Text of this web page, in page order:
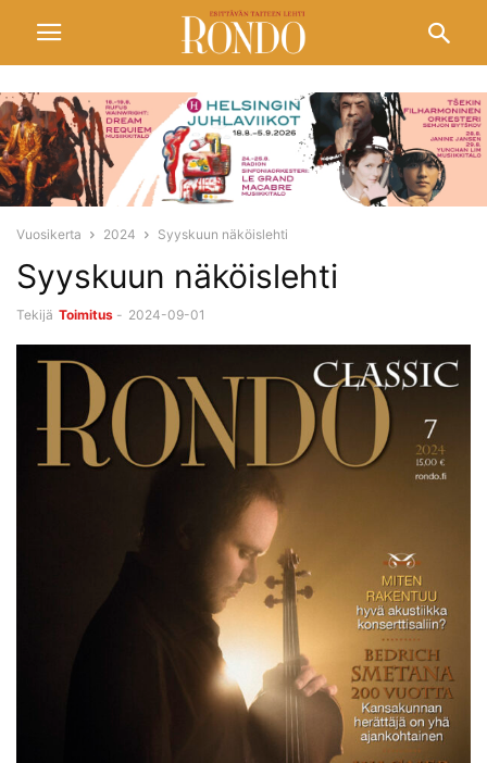
Vuosikerta 2024 Syyskuun näköislehti
Syyskuun näköislehti
Tekijä Toimitus - 2024-09-01